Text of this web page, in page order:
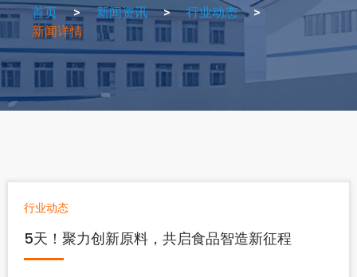
首页 > 新闻资讯 > 行业动态
>
新闻详情
行业动态
5天！聚力创新原料，共启食品智造新征程